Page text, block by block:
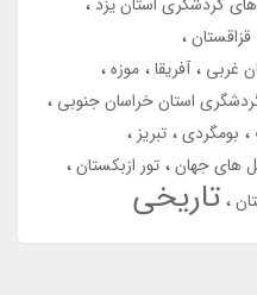
قزاقستان
غربی
آفریقا موزه
استان خراسان جنوبی
بومگردی تبریز
های جهان تور ازبکستان
تاریخی